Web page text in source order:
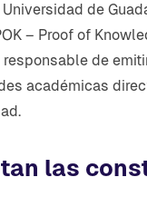
Universidad de
– Proof of
de
académicas
las